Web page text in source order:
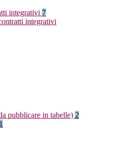
integrativi 7
integrativi
pubblicare in tabelle) 2
1